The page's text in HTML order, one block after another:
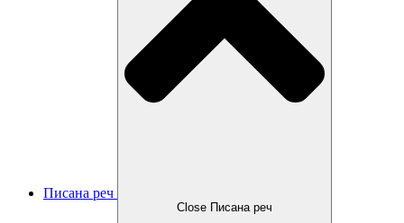
Писана реч
Close Писана реч